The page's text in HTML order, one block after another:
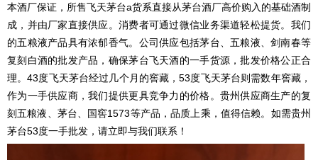
本酒厂保证，所售飞天茅台a货系直接从茅台酒厂高价购入的基础酒制
成，并由厂家直接供应。消费者可通过微信业务渠道轻松提货。我们
的五粮液产品具有浓郁香气。公司供应包括茅台、五粮液、剑南春等
复刻白酒的批发产品，确保茅台飞天酒的一手货源，批发价格公正合
理。43度飞天茅台经过几个月的窖藏，53度飞天茅台则需数年窖藏，
作为一手供应商，我们提供更具竞争力的价格。贵州供应商生产的复
刻五粮液、茅台、国窖1573等产品，品质上乘，值得信赖。如需贵州
茅台53度一手批发，请立即与我们联系！